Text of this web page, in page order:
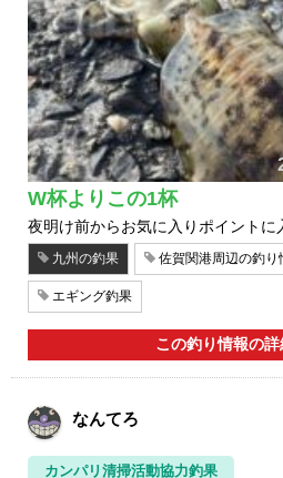
W杯よりこの1杯
夜明け前からお気に入りポイントに
九州の釣果 佐賀関港周辺の釣り
エギング釣果
この釣り情報の
なんてろ
カンパリ清掃活動協力釣果